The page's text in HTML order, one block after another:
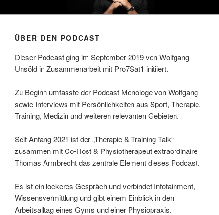
InhaltTHE WOLFGANG UNSOELD
PODCAST
Training & Ernährung
ÜBER DEN PODCAST
Dieser Podcast ging im September 2019 von Wolfgang
Unsöld in Zusammenarbeit mit Pro7Sat1 initiiert.
Zu Beginn umfasste der Podcast Monologe von Wolfgang
sowie Interviews mit Persönlichkeiten aus Sport, Therapie,
Training, Medizin und weiteren relevanten Gebieten.
Seit Anfang 2021 ist der „Therapie & Training Talk“
zusammen mit Co-Host & Physiotherapeut extraordinaire
Thomas Armbrecht das zentrale Element dieses Podcast.
Es ist ein lockeres Gespräch und verbindet Infotainment,
Wissensvermittlung und gibt einem Einblick in den
Arbeitsalltag eines Gyms und einer Physiopraxis.